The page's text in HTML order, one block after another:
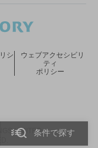
条件で探す
LIMITED.
シ
ウェブアクセシビリ
ティ
ポリシー
いウィンドウで開く